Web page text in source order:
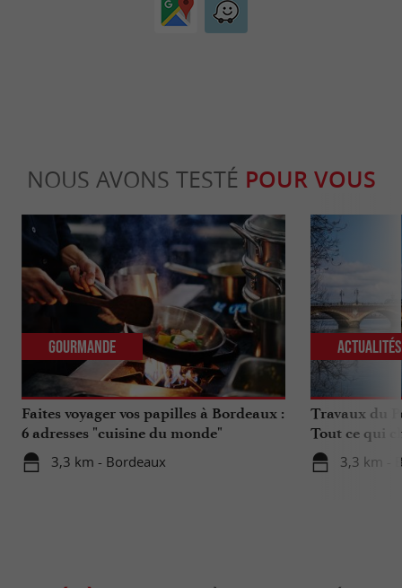
NOUS AVONS TESTÉ POUR VOUS
Faites voyager vos papilles à Bordeaux :
6 adresses "cuisine du monde"
3,3 km - Bordeaux
Gourmande
Travaux du
Tout ce qui
3,3 km -
Actualités